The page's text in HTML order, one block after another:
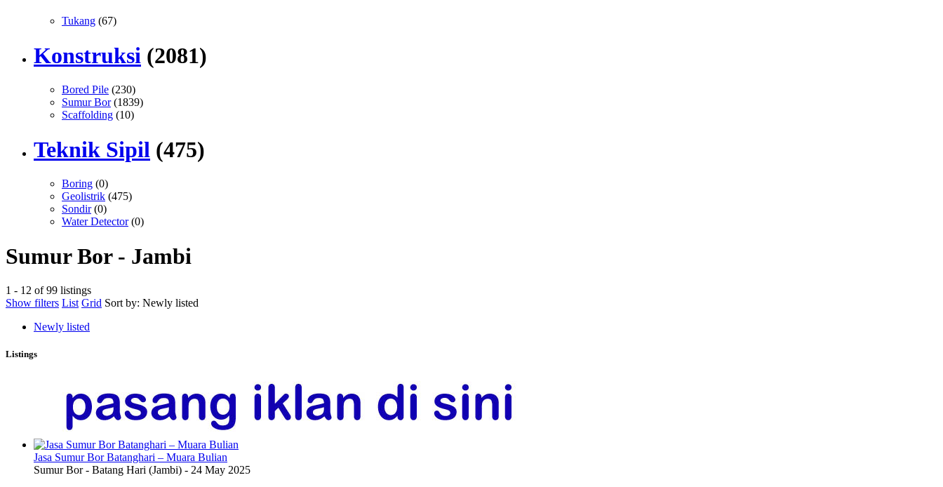
Tukang (67)
Konstruksi (2081)
Bored Pile (230)
Sumur Bor (1839)
Scaffolding (10)
Teknik Sipil (475)
Boring (0)
Geolistrik (475)
Sondir (0)
Water Detector (0)
Sumur Bor - Jambi
1 - 12 of 99 listings
Show filters List Grid Sort by: Newly listed
Newly listed
Listings
Jasa Sumur Bor Batanghari – Muara Bulian
Sumur Bor- Batang Hari (Jambi) - 24 May 2025